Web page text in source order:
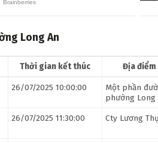
Long An
Thời gian kết thúc Địa điểm
26/07/2025 10:00:00
Một phần
phường Long
26/07/2025 11:30:00 Cty Lương